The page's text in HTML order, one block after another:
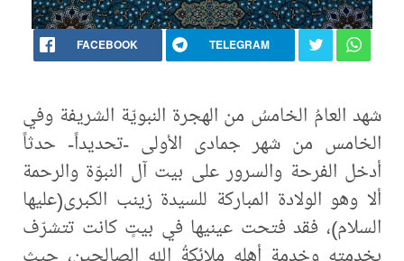
FACEBOOK TELEGRAM
شهد العامُ الخامسُ من الهجرة النبويّة الشريفة وفي
الخامس من شهر جمادى الأولى -تحديداً- حدثاً
أدخل الفرحة والسرور على بيت آل النبوّة والرحمة
ألا وهو الولادة المباركة للسيدة زينب الكبرى(عليها
السلام)، فقد فتحت عينيها في بيتٍ كانت تتشرّف
بخدمته وخدمة أهله ملائكةُ الله الصالحين، حيث